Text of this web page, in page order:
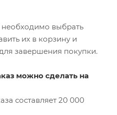
выбрать
их в корзину и
завершения покупки.
можно сделать на
составляет 20 000